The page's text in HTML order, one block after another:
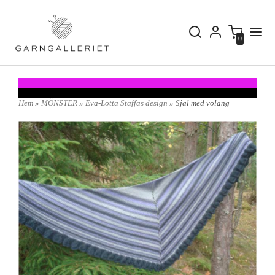
0
Hem » MÖNSTER » Eva-Lotta Staffas design » Sjal med volang